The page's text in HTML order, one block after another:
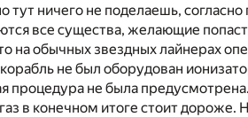
тут ничего не поделаешь,
все существа, желающие
на обычных звездных лайнерах
не был оборудован
процедура не была
в конечном итоге стоит